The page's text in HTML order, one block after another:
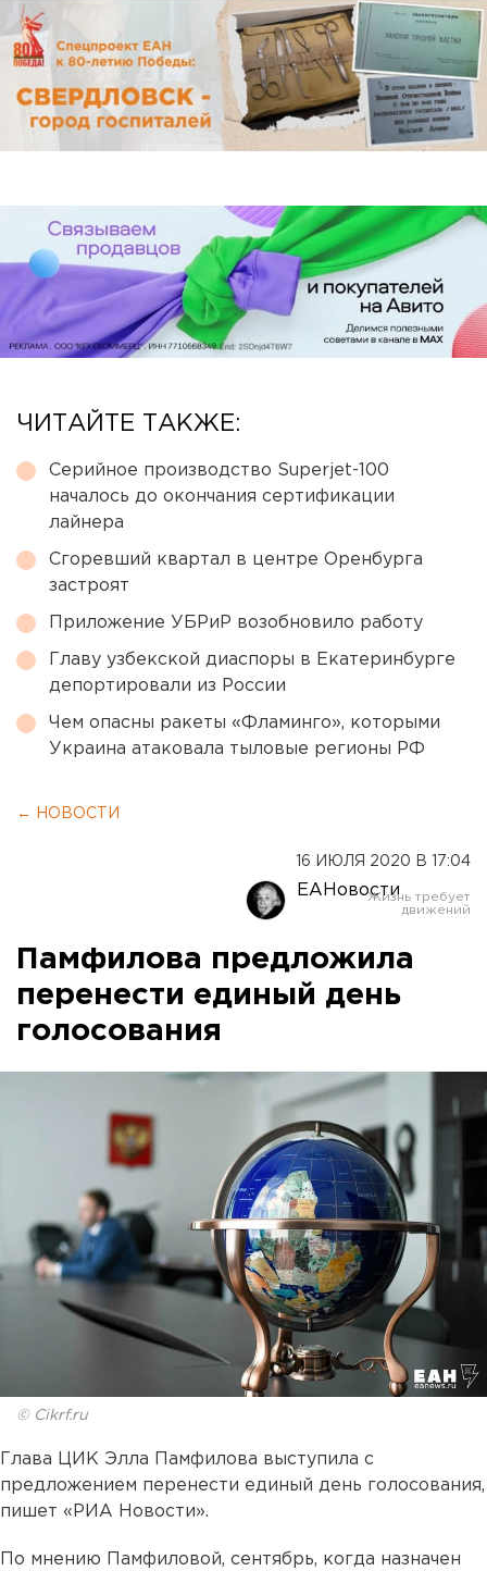
ЧИТАЙТЕ ТАКЖЕ:
Серийное производство Superjet-100
началось до окончания сертификации
лайнера
Сгоревший квартал в центре Оренбурга
застроят
Приложение УБРиР возобновило работу
Главу узбекской диаспоры в Екатеринбурге
депортировали из России
Чем опасны ракеты «Фламинго», которыми
Украина атаковала тыловые регионы РФ
← НОВОСТИ
16 ИЮЛЯ 2020 В 17:04
ЕАНовости
Памфилова предложила
перенести единый день
голосования
© Cikrf.ru
Глава ЦИК Элла Памфилова выступила с
предложением перенести единый день голосования,
пишет «РИА Новости».
По мнению Памфиловой, сентябрь, когда назначен